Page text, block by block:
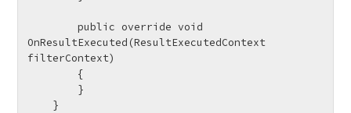
public override void
OnResultExecuted(ResultExecutedContext
filterContext)
{
}
}